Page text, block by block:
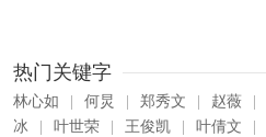
热门关键字
林心如 何炅 郑秀文 赵薇
冰
叶世荣 王俊凯 叶倩文